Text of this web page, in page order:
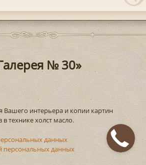
№ 30»
Вашего интерьера и копии картин
технике холст масло.
данных
персональных данных